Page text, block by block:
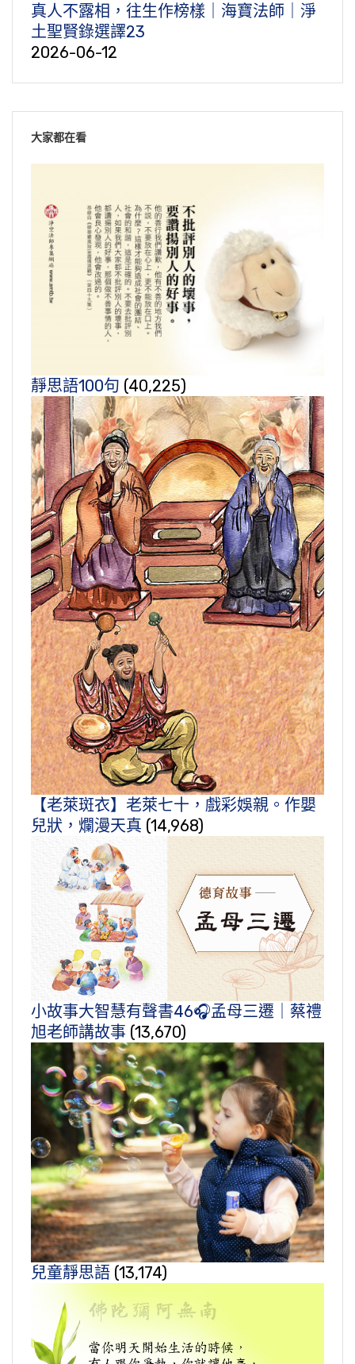
真人不露相，往生作榜樣｜海寶法師｜淨
土聖賢錄選譯23
2026-06-12
大家都在看
靜思語100句 (40,225)
【老萊斑衣】老萊七十，戲彩娛親。作嬰
兒狀，爛漫天真 (14,968)
小故事大智慧有聲書46🎧孟母三遷｜蔡禮
旭老師講故事 (13,670)
兒童靜思語 (13,174)